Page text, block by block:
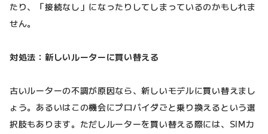
たり、「接続なし」になったりしてしまっているのかもしれま
せん。
対処法：新しいルーターに買い替える
古いルーターの不調が原因なら、新しいモデルに買い替えまし
ょう。あるいはこの機会にプロバイダごと乗り換えるという選
択肢もあります。ただしルーターを買い替える際には、SIMカ